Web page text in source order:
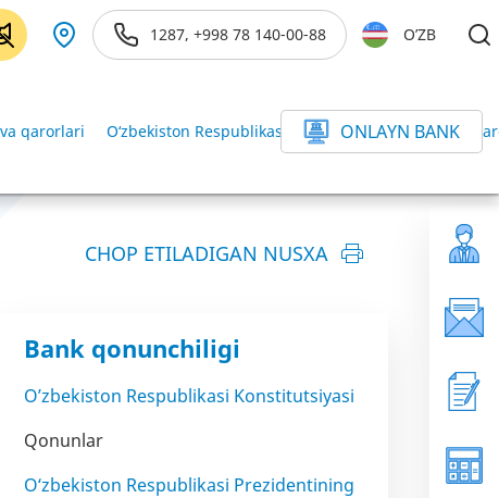
1287, +998 78 140-00-88 O’ZB
qarorlari O‘zbekiston Respublikasi Vazirlar Mahkamasining
ONLAYN BANK
CHOP ETILADIGAN NUSXA
Bank qonunchiligi
O’zbekiston Respublikasi Konstitutsiyasi
Qonunlar
O‘zbekiston Respublikasi Prezidentining